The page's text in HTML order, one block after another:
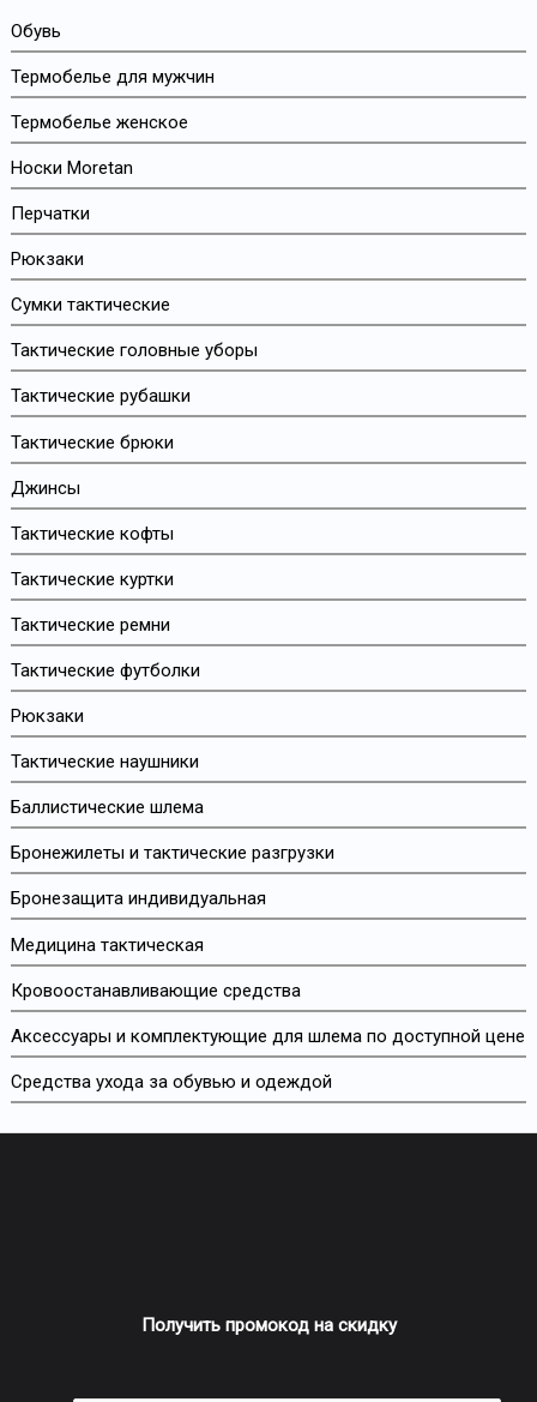
Обувь
Термобелье для мужчин
Термобелье женское
Носки Moretan
Перчатки
Рюкзаки
Сумки тактические
Тактические головные уборы
Тактические рубашки
Тактические брюки
Джинсы
Тактические кофты
Тактические куртки
Тактические ремни
Тактические футболки
Рюкзаки
Тактические наушники
Баллистические шлема
Бронежилеты и тактические разгрузки
Бронезащита индивидуальная
Медицина тактическая
Кровоостанавливающие средства
Аксессуары и комплектующие для шлема по доступной цене
Средства ухода за обувью и одеждой
Получить промокод на скидку